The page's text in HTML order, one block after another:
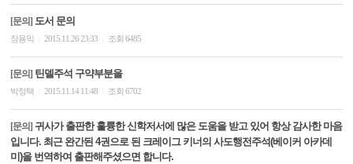
[문의] 도서 문의
장용익 2015.11.26 23:33 조회 6485
[문의] 틴델주석 구약부분을
박정택 2015.11.14 11:48 조회 6702
[문의] 귀사가 출판한 훌륭한 신학저서에 많은 도움을 받고 있어 항상 감사한 마음
입니다. 최근 완간된 4권으로 된 크레이그 키너의 사도행전주석(베이커 아카데
미)을 번역하여 출판해주셨으면 합니다.